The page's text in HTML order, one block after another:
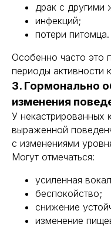
драк с другими
инфекций;
потери питомца.
Особенно часто это
периоды активности
3. Гормонально
изменения
У некастрированных
выраженной
с изменениями
Могут отмечаться:
усиленная
беспокойство;
снижение
изменение